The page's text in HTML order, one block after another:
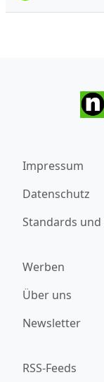
Impressum
Datenschutz
Standards
Werben
Über uns
Newsletter
RSS-Feeds